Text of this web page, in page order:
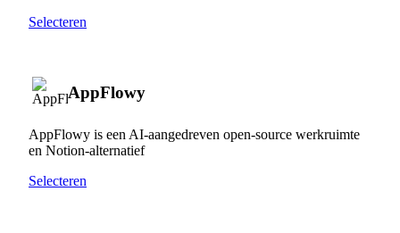
Selecteren
AppFlowy
AppFlowy is een AI-aangedreven open-source werkruimte
en Notion-alternatief
Selecteren